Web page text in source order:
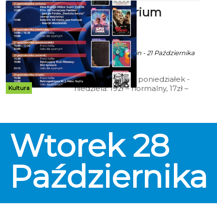
Kultura
Kino Kryterium
zaprasza
ekoszalin POLECA
Ala za CK 105 Koszalin - 21 Października
2025 godz. 9:52
Cennik: Bilety 2D poniedziałek -
niedziela: 19zł – normalny, 17zł –
niedziele), Dyskusyjny Klub
Filmowy, Kino Przyjazne
Sensorycznie, Kino dla Seniora; 12
zł – Kino Małego Widza,
Retrospektywa Wojciecha
Jerzego Hasa.
Wtorek 28
Października